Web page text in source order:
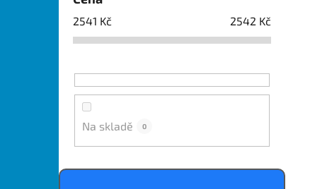
2541 Kč 2542 Kč
Na skladě 0